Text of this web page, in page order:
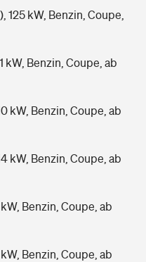
125 kW, Benzin, Coupe,
kW, Benzin, Coupe, ab
kW, Benzin, Coupe, ab
kW, Benzin, Coupe, ab
kW, Benzin, Coupe, ab
kW, Benzin, Coupe, ab